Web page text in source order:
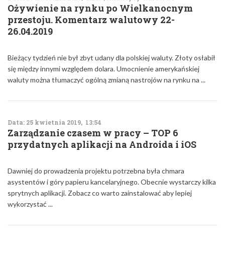
Ożywienie na rynku po Wielkanocnym
przestoju. Komentarz walutowy 22-
26.04.2019
Bieżący tydzień nie był zbyt udany dla polskiej waluty. Złoty osłabił
się między innymi względem dolara. Umocnienie amerykańskiej
waluty można tłumaczyć ogólną zmianą nastrojów na rynku na ...
Data: 25 kwietnia 2019, 13:54
Zarządzanie czasem w pracy – TOP 6
przydatnych aplikacji na Androida i iOS
Dawniej do prowadzenia projektu potrzebna była chmara
asystentów i góry papieru kancelaryjnego. Obecnie wystarczy kilka
sprytnych aplikacji. Zobacz co warto zainstalować aby lepiej
wykorzystać ...